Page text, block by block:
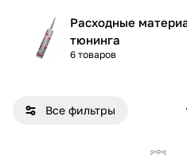
Расходные
тюнинга
6 товаров
Все фильтры